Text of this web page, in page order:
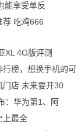
能享受单反
荐 吃鸡666
XL 4G版评测
榜，想换手机的可
门店 未来要开30
：华为第1、阿
上最全